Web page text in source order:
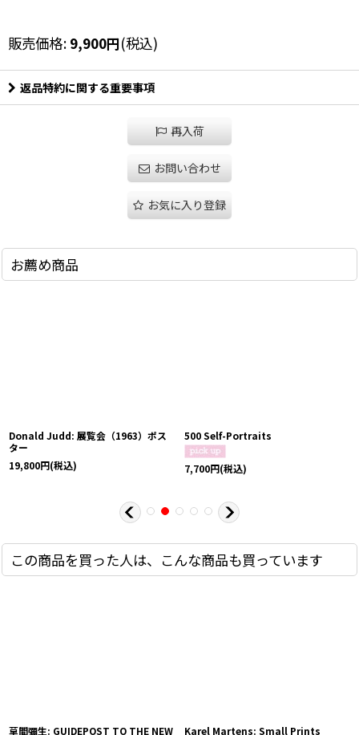
販売価格: 9,900円(税込)
返品特約に関する重要事項
再入荷
お問い合わせ
お気に入り登録
お薦め商品
Donald Judd: 展覧会（1963）ポス
ター
19,800円(税込)
500 Self-Portraits
7,700円(税込)
この商品を買った人は、こんな商品も買っています
草間彌生: GUIDEPOST TO THE NEW Karel Martens: Small Prints